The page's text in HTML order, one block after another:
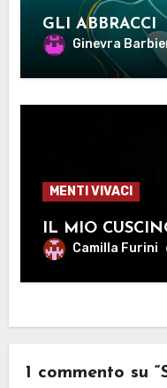
GLI ABBRACCI
Ginevra
MENTI VIVACI
IL MIO
Camilla Furini
1 commento su